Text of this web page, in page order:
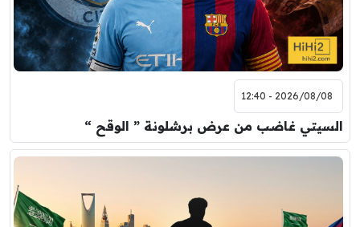
2026/08/08 - 12:40
السيتي غاضب من عرض برشلونة ” الوقح “